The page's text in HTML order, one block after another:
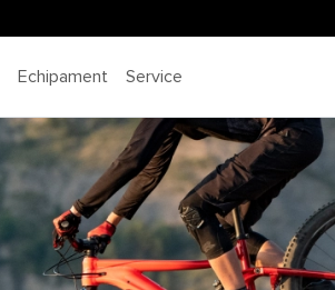
Echipament Service